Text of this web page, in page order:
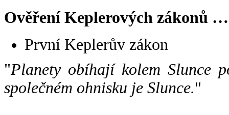
Ověření Keplerových zákonů …
První Keplerův zákon
"Planety obíhají kolem Slunce
společném ohnisku je Slunce."